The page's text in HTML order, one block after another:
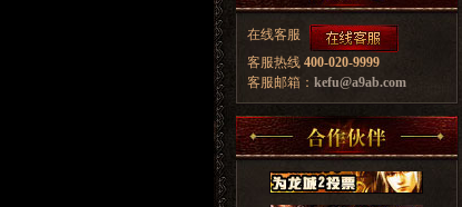
在线客服
客服热线 400-020-9999
客服邮箱： kefu@a9ab.com